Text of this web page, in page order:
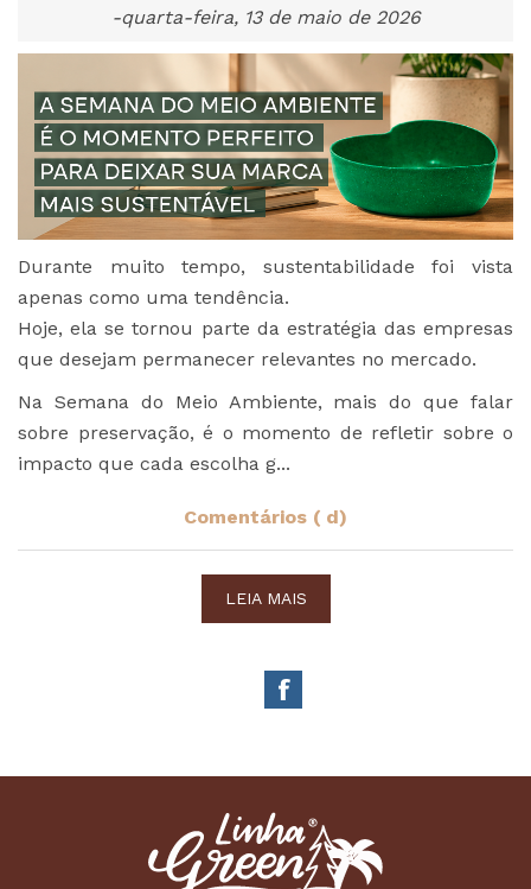
-quarta-feira, 13 de maio de 2026
Durante muito tempo, sustentabilidade foi vista
apenas como uma tendência.
Hoje, ela se tornou parte da estratégia das empresas
que desejam permanecer relevantes no mercado.
Na Semana do Meio Ambiente, mais do que falar
sobre preservação, é o momento de refletir sobre o
impacto que cada escolha g...
Comentários ( d)
LEIA MAIS